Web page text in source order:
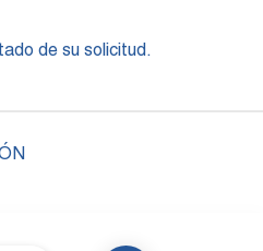
de su solicitud.